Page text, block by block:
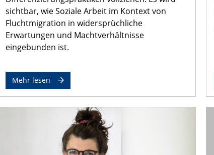
sichtbar, wie Soziale Arbeit im Kontext von
Fluchtmigration in widersprüchliche
Erwartungen und Machtverhältnisse
eingebunden ist.
Mehr lesen